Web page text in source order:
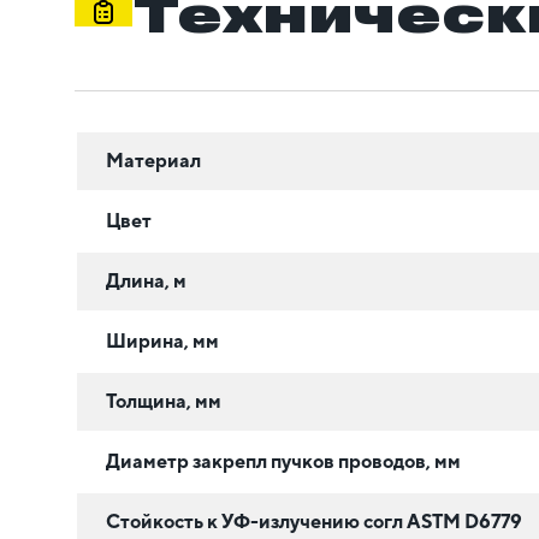
Материал
Цвет
Длина, м
Ширина, мм
Толщина, мм
Диаметр закрепл пучков проводов, мм
Стойкость к УФ-излучению согл ASTM D6779